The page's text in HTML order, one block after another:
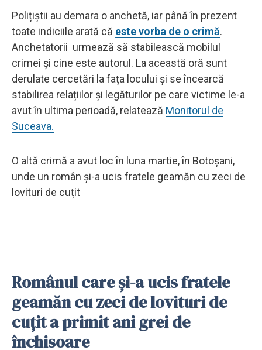
Polițiștii au demara o anchetă, iar până în prezent
toate indiciile arată că este vorba de o crimă.
Anchetatorii urmează să stabilească mobilul
crimei și cine este autorul. La această oră sunt
derulate cercetări la fața locului și se încearcă
stabilirea relațiilor și legăturilor pe care victime le-a
avut în ultima perioadă, relatează Monitorul de
Suceava.
O altă crimă a avut loc în luna martie, în Botoșani,
unde un român și-a ucis fratele geamăn cu zeci de
lovituri de cuțit
Românul care și-a ucis fratele
geamăn cu zeci de lovituri de
cuțit a primit ani grei de
închisoare